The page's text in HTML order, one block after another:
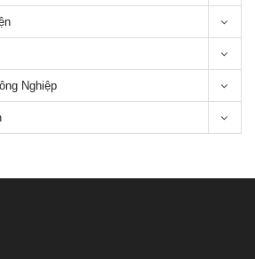
thường gặp của súng phun sơn
5 Loại máy chà nhám gỗ phổ
biến trên thị trường hiện nay
Nghiệp